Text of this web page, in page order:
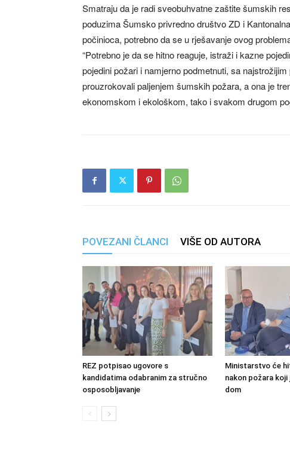
Smatraju da je radi sveobuhvatne zaštite šumskih
poduzima Šumsko privredno društvo ZD i
počinioca, potrebno da se u rješavanje ovog
“Potrebno je da se hitno reaguje, istraži i kazne
pojedini požari i namjerno podmetnuti, sa
prouzrokovali paljenjem šumskih požara, a ona je
ekonomskom i ekološkom, tako i svakom drugom
POVEZANI ČLANCI VIŠE OD AUTORA
REZ potpisao ugovore s
kandidatima odabranim za stručno
osposobljavanje
Ministarstvo će
nakon požara
dom